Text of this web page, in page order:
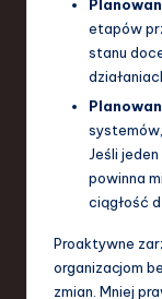
etapów
stanu
Jeśli
powinna
ciągłość
Proaktywne
organizacjom
zmian. Mniej